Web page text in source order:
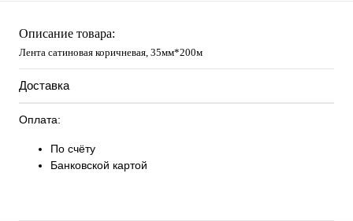
Описание товара:
Лента сатиновая коричневая, 35мм*200м
Доставка
Оплата:
По счёту
Банковской картой